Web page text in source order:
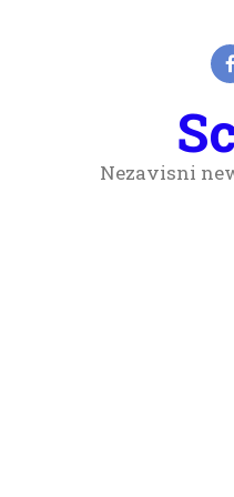
Nezavisni